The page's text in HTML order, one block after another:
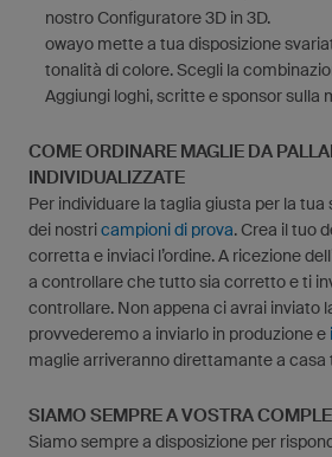
nostro Configuratore 3D in 3D.
owayo mette a tua disposizione
tonalità di colore. Scegli la
Aggiungi loghi, scritte e sponsor sulla
COME ORDINARE MAGLIE DA
INDIVIDUALIZZATE
Per individuare la taglia giusta per la
dei nostricampioni di prova. Crea il tuo
corretta e inviaci l’ordine. A ricezione
a controllare che tutto sia corretto e ti
controllare. Non appena ci avrai inviato
provvederemo a inviarlo in produzione e
maglie arriveranno direttamante a casa
SIAMO SEMPRE A VOSTRA
Siamo sempre a disposizione per